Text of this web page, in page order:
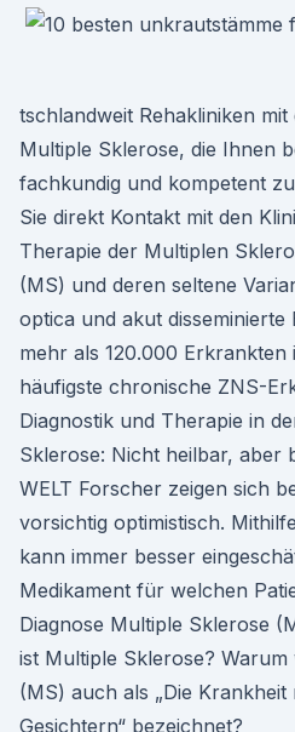
tschlandweit Rehakliniken
Multiple Sklerose, die Ihnen
fachkundig und kompetent
Sie direkt Kontakt mit den
Therapie der Multiplen
(MS) und deren seltene
optica und akut disseminierte
mehr als 120.000 Erkrankten
häufigste chronische ZNS-
Diagnostik und Therapie in
Sklerose: Nicht heilbar, aber
WELT Forscher zeigen sich
vorsichtig optimistisch.
kann immer besser
Medikament für welchen
Diagnose Multiple Sklerose
ist Multiple Sklerose?
(MS) auch als „Die Krankheit
Gesichtern“ bezeichnet?